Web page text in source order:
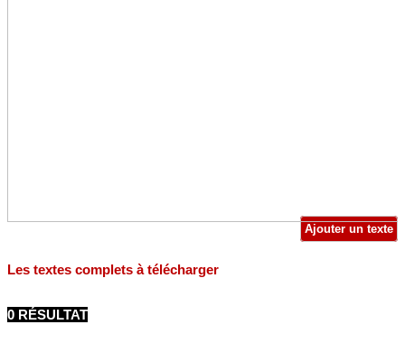
Ajouter un texte
Les textes complets à télécharger
0 RÉSULTAT